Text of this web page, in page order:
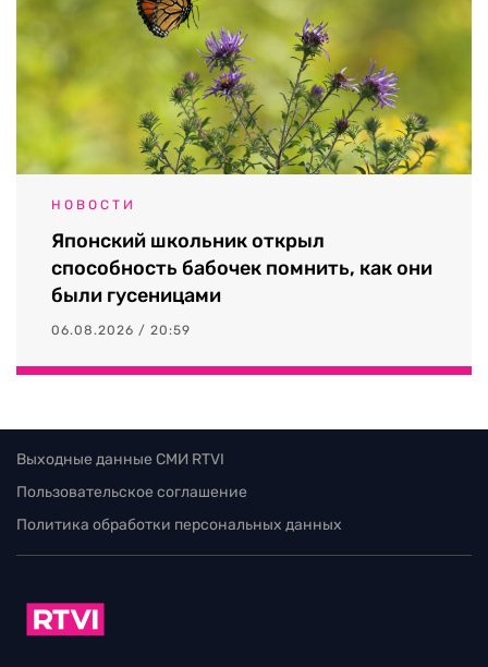
НОВОСТИ
Японский школьник открыл
способность бабочек помнить, как они
были гусеницами
06.08.2026 / 20:59
Выходные данные СМИ RTVI
Пользовательское соглашение
Политика обработки персональных данных